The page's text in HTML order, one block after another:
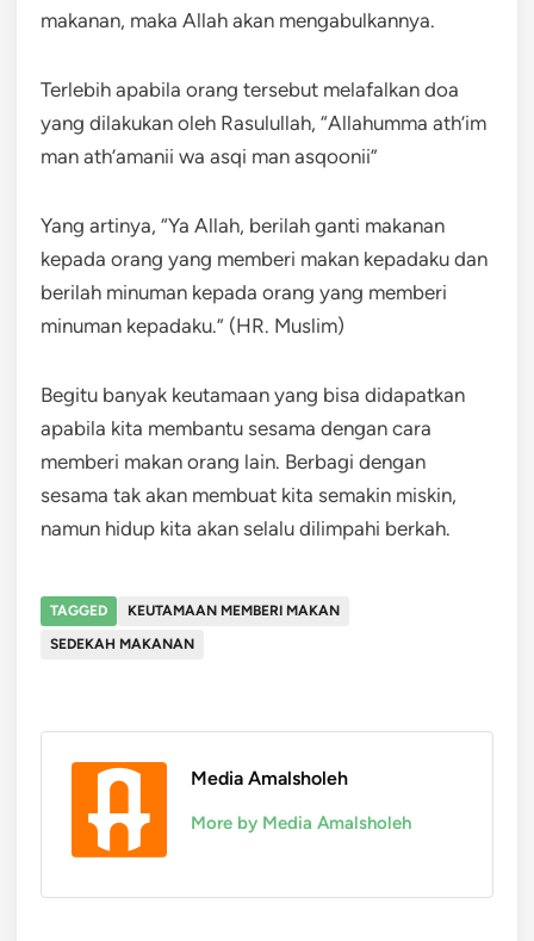
makanan, maka Allah akan mengabulkannya.
Terlebih apabila orang tersebut melafalkan doa
yang dilakukan oleh Rasulullah, “Allahumma ath’im
man ath’amanii wa asqi man asqoonii”
Yang artinya, “Ya Allah, berilah ganti makanan
kepada orang yang memberi makan kepadaku dan
berilah minuman kepada orang yang memberi
minuman kepadaku.” (HR. Muslim)
Begitu banyak keutamaan yang bisa didapatkan
apabila kita membantu sesama dengan cara
memberi makan orang lain. Berbagi dengan
sesama tak akan membuat kita semakin miskin,
namun hidup kita akan selalu dilimpahi berkah.
TAGGED
KEUTAMAAN MEMBERI MAKAN
SEDEKAH MAKANAN
Media Amalsholeh
More by Media Amalsholeh